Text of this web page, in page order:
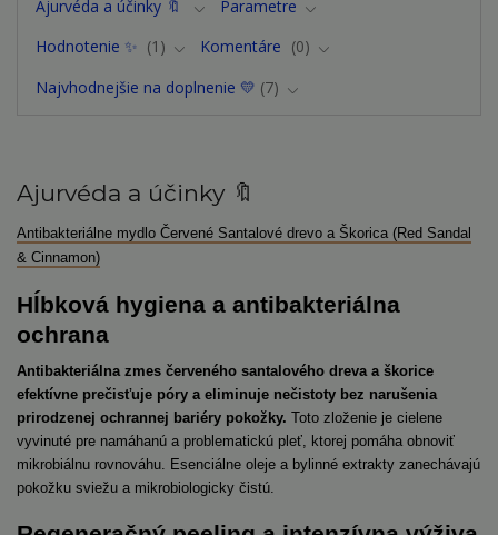
Ajurvéda a účinky 🔖
Parametre
Hodnotenie ✨
1 Komentáre
0
Najvhodnejšie na doplnenie 💛 7
Ajurvéda a účinky 🔖
Antibakteriálne mydlo Červené Santalové drevo a Škorica (Red Sandal
& Cinnamon)
Hĺbková hygiena a antibakteriálna
ochrana
Antibakteriálna zmes červeného santalového dreva a škorice
efektívne prečisťuje póry a eliminuje nečistoty bez narušenia
prirodzenej ochrannej bariéry pokožky. Toto zloženie je cielene
vyvinuté pre namáhanú a problematickú pleť, ktorej pomáha obnoviť
mikrobiálnu rovnováhu. Esenciálne oleje a bylinné extrakty zanechávajú
pokožku sviežu a mikrobiologicky čistú.